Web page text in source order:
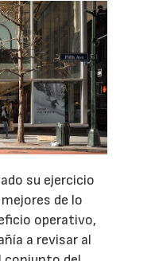
su ejercicio
de lo
operativo,
a revisar al